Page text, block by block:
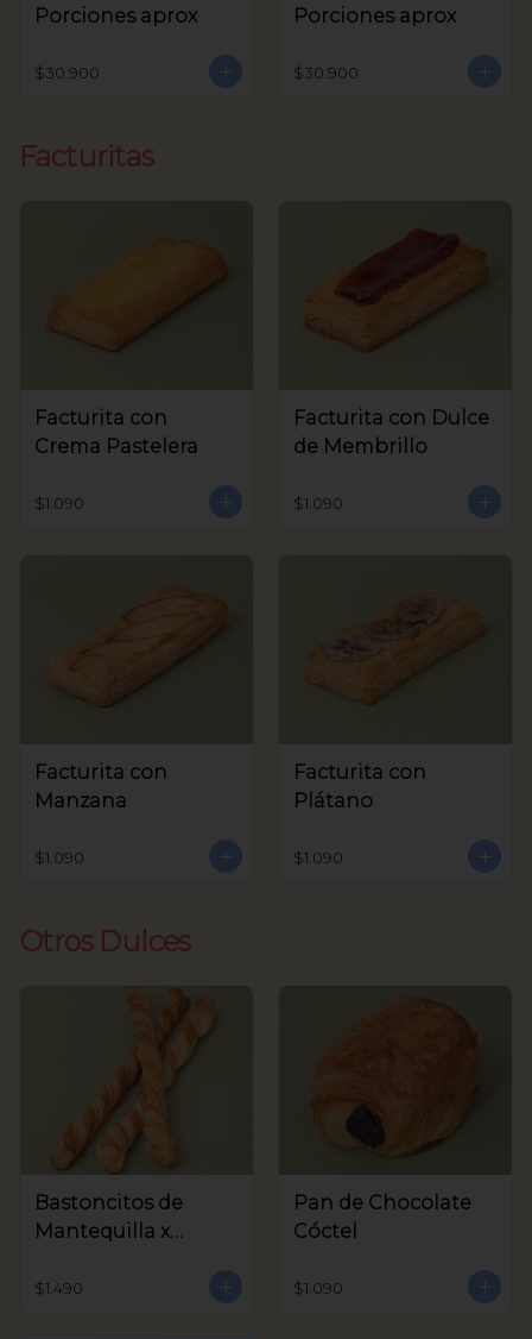
Porciones aprox
$30.900
Porciones aprox
$30.900
Facturitas
Facturita con
Crema Pastelera
$1.090
Facturita con Dulce
de Membrillo
$1.090
Facturita con
Manzana
$1.090
Facturita con
Plátano
$1.090
Otros Dulces
Bastoncitos de
Mantequilla x
$1.490
Pan de Chocolate
Cóctel
$1.090